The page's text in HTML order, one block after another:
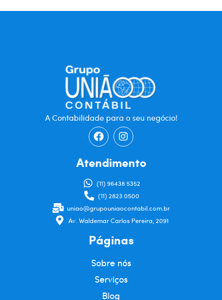
A Contabilidade para o seu negócio!
Atendimento
(11) 96438 5352
(11) 2823 0500
uniao@grupouniaocontabil.com.br
Av. Waldemar Carlos Pereira, 2091
Páginas
Sobre nós
Serviços
Blog